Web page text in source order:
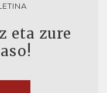
eta zure